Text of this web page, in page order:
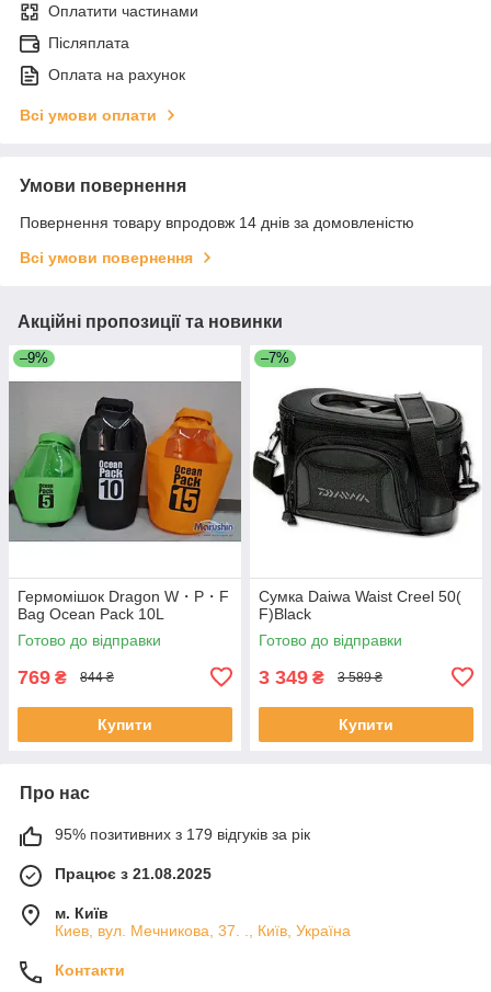
Оплатити частинами
Післяплата
Оплата на рахунок
Всі умови оплати
Умови повернення
Повернення товару впродовж 14 днів за домовленістю
Всі умови повернення
Акційні пропозиції та новинки
–9%
Гермомішок Dragon W・P・F
Bag Ocean Pack 10L
Готово до відправки
769 ₴ 844 ₴
Купити
–7%
Сумка Daiwa Waist Creel 50(
F)Black
Готово до відправки
3 349 ₴ 3 589 ₴
Купити
Про нас
95% позитивних з 179 відгуків за рік
Працює з 21.08.2025
м. Київ
Киев, вул. Мечникова, 37. ., Київ, Україна
Контакти